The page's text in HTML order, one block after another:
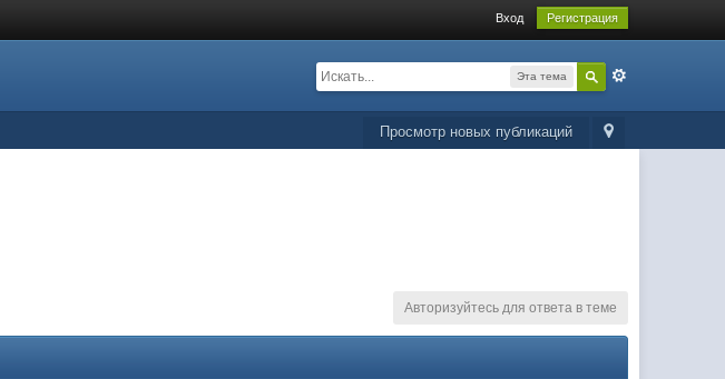
Вход Регистрация
Эта тема
Просмотр новых публикаций
Авторизуйтесь для ответа в теме